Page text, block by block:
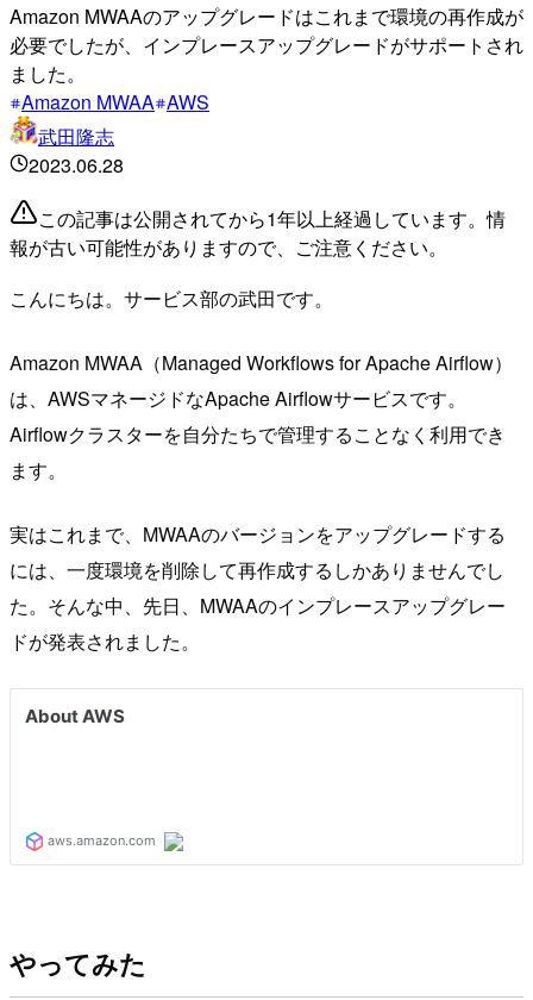
Amazon MWAAのアップグレードはこれまで環境の再作成が
必要でしたが、インプレースアップグレードがサポートされ
ました。
Amazon MWAA AWS
武田隆志
2023.06.28
この記事は公開されてから1年以上経過しています。情
報が古い可能性がありますので、ご注意ください。
こんにちは。サービス部の武田です。
Amazon MWAA（Managed Workflows for Apache Airflow）
は、AWSマネージドなApache Airflowサービスです。
Airflowクラスターを自分たちで管理することなく利用でき
ます。
実はこれまで、MWAAのバージョンをアップグレードする
には、一度環境を削除して再作成するしかありませんでし
た。そんな中、先日、MWAAのインプレースアップグレー
ドが発表されました。
やってみた